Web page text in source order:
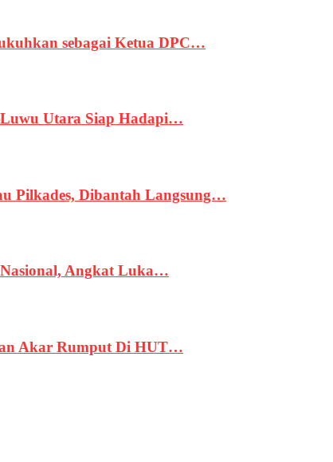
sebagai Ketua DPC…
Luwu Utara Siap Hadapi…
Pilkades, Dibantah Langsung…
Angkat Luka…
Akar Rumput Di HUT…